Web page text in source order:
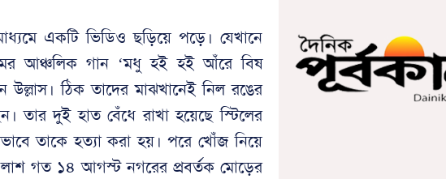
একটি ভিডিও ছড়িয়ে পড়ে। যেখানে
আঞ্চলিক গান ‘মধু হই হই আঁরে বিষ
ঠিক তাদের মাঝখানেই নিল রঙের
তার দুই হাত বেঁধে রাখা হয়েছে স্টিলের
তাকে হত্যা করা হয়। পরে খোঁজ নিয়ে
লাশ গত ১৪ আগস্ট নগরের প্রবর্তক মোড়ের